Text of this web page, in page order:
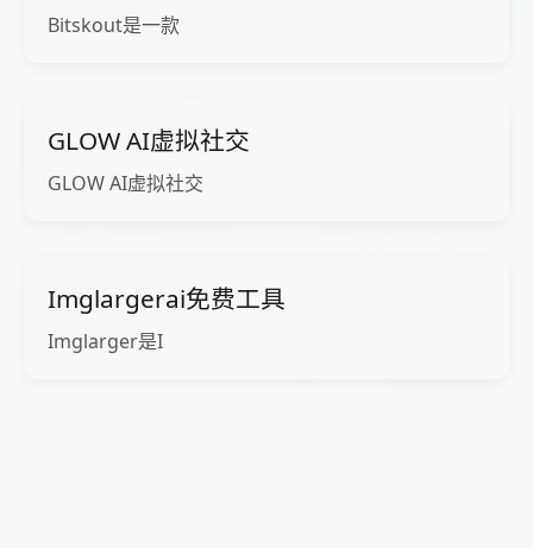
Bitskout是一款
GLOW AI虚拟社交
GLOW AI虚拟社交
Imglargerai免费工具
Imglarger是I